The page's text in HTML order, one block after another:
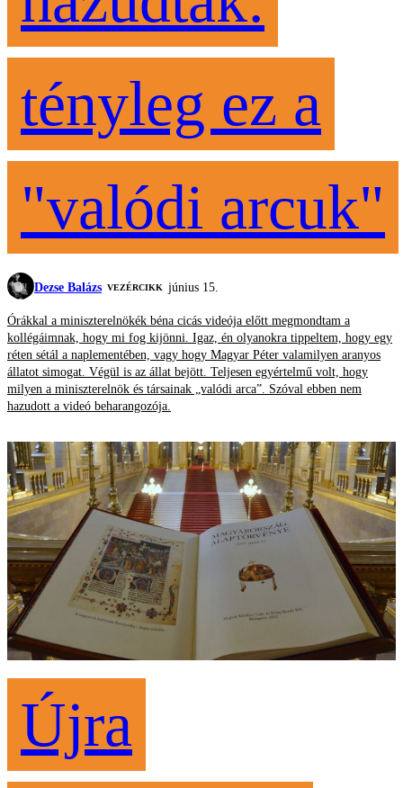
tényleg ez a
"valódi arcuk"
Dezse Balázs VEZÉRCIKK június 15.
Órákkal a miniszterelnökék béna cicás videója előtt megmondtam a
kollégáimnak, hogy mi fog kijönni. Igaz, én olyanokra tippeltem, hogy egy
réten sétál a naplementében, vagy hogy Magyar Péter valamilyen aranyos
állatot simogat. Végül is az állat bejött. Teljesen egyértelmű volt, hogy
milyen a miniszterelnök és társainak „valódi arca”. Szóval ebben nem
hazudott a videó beharangozója.
Újra